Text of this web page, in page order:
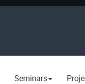
Seminars